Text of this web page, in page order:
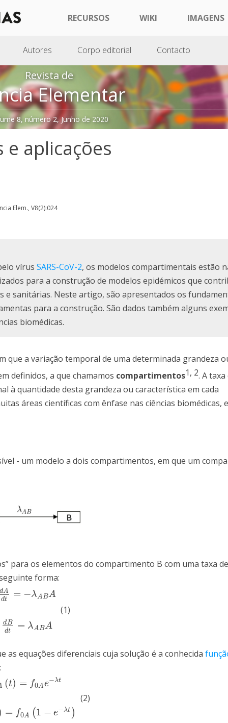
RECURSOS WIKI IMAGENS
Autores Corpo editorial Contacto
Revista de
Elementar
8, número 2, Junho de 2020
aplicações
Elem., V8(2):024
vírus SARS-CoV-2, os modelos compartimentais estão
para a construção de modelos epidémicos que
e sanitárias. Neste artigo, são apresentados os
para a construção. São dados também alguns
biomédicas.
que a variação temporal de uma determinada grandeza
definidos, a que chamamos compartimentos1, 2. A taxa
quantidade desta grandeza ou característica em cada
áreas científicas com ênfase nas ciências biomédicas,
- um modelo a dois compartimentos, em que um
para os elementos do compartimento B com uma taxa de
forma:
A
dt = −λABA
dB
dt = λABA
λAB
(1)
as equações diferenciais cuja solução é a conhecida
(t) = f0Ae−λt
= f0A (1 − e−λt )
t)
(2)